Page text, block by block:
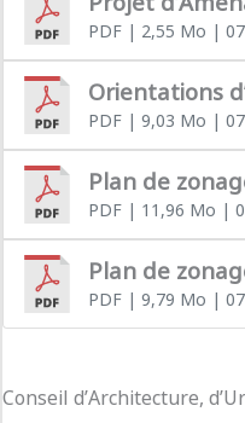
PDF| 2,55 Mo |
Orientations
PDF| 9,03 Mo |
Plan de
PDF| 11,96 Mo |
Plan de
PDF| 9,79 Mo |
Conseil d’Architecture,